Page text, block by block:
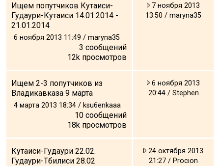
Ищем попутчиков Кутаиси-
Гудаури-Кутаиси 14.01.2014 -
21.01.2014
6 ноября 2013 11:49 / maryna35
3 сообщений
12k просмотров
7 ноября 2013
13:50 / maryna35
Ищем 2-3 попутчиков из
Владикавказа 9 марта
4 марта 2013 18:34 / ksu6enkaaa
10 сообщений
18k просмотров
6 ноября 2013
20:44 / Stephen
Кутаиси-Гудаури 22.02.
Гудаури-Тбилиси 28.02
24 октября 2013
21:27 / Procion